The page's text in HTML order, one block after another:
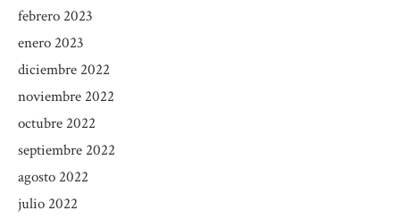
febrero 2023
enero 2023
diciembre 2022
noviembre 2022
octubre 2022
septiembre 2022
agosto 2022
julio 2022